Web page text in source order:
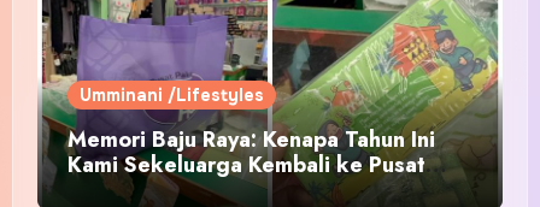
Umminani /Lifestyles
Memori Baju Raya: Kenapa Tahun Ini
Kami Sekeluarga Kembali ke Pusat
Pakaian Hari-Hari?